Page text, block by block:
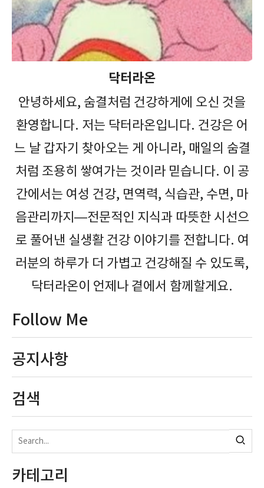
닥터라온
안녕하세요, 숨결처럼 건강하게에 오신 것을
환영합니다. 저는 닥터라온입니다. 건강은 어
느 날 갑자기 찾아오는 게 아니라, 매일의 숨결
처럼 조용히 쌓여가는 것이라 믿습니다. 이 공
간에서는 여성 건강, 면역력, 식습관, 수면, 마
음관리까지—전문적인 지식과 따뜻한 시선으
로 풀어낸 실생활 건강 이야기를 전합니다. 여
러분의 하루가 더 가볍고 건강해질 수 있도록,
닥터라온이 언제나 곁에서 함께할게요.
Follow Me
공지사항
검색
카테고리